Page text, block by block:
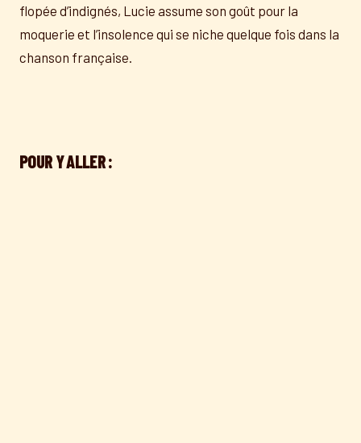
flopée d’indignés, Lucie assume son goût pour la
moquerie et l’insolence qui se niche quelque fois dans la
chanson française.
POUR Y ALLER :